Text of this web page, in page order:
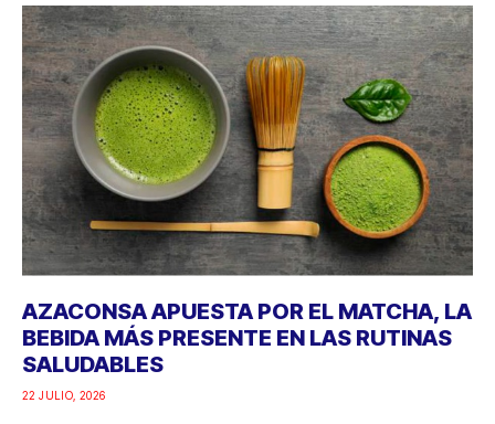
AZACONSA APUESTA POR EL MATCHA, LA
BEBIDA MÁS PRESENTE EN LAS RUTINAS
SALUDABLES
22 JULIO, 2026